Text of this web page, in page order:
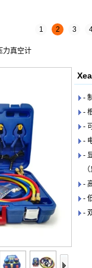
1 2 3
力真空计
-
-
-
-
-
-
-
-